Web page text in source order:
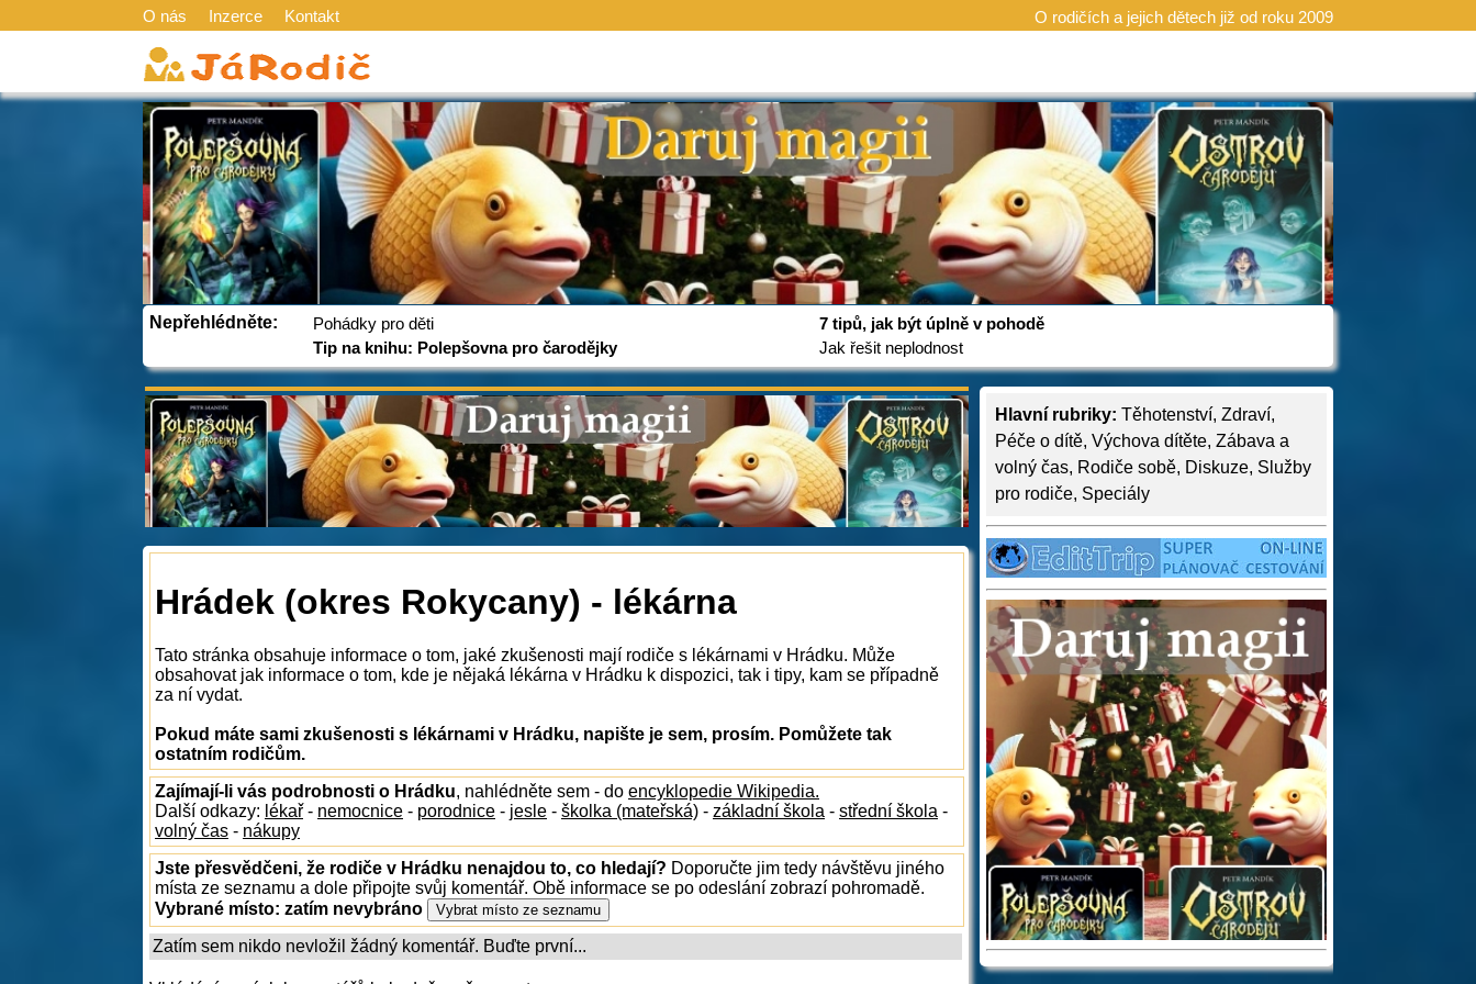
O nás Inzerce Kontakt O rodičích a jejich dětech již od roku 2009
Nepřehlédněte:
Pohádky pro děti
Tip na knihu: Polepšovna pro čarodějky
7 tipů, jak být úplně v pohodě
Jak řešit neplodnost
Hlavní rubriky: Těhotenství, Zdraví,
Péče o dítě, Výchova dítěte, Zábava a
volný čas, Rodiče sobě, Diskuze, Služby
pro rodiče, Speciály
Hrádek (okres Rokycany) - lékárna
Tato stránka obsahuje informace o tom, jaké zkušenosti mají rodiče s lékárnami v Hrádku. Může
obsahovat jak informace o tom, kde je nějaká lékárna v Hrádku k dispozici, tak i tipy, kam se případně
za ní vydat.
Pokud máte sami zkušenosti s lékárnami v Hrádku, napište je sem, prosím. Pomůžete tak
ostatním rodičům.
Zajímají-li vás podrobnosti o Hrádku, nahlédněte sem - do encyklopedie Wikipedia.
Další odkazy: lékař - nemocnice - porodnice - jesle - školka (mateřská) - základní škola - střední škola -
volný čas - nákupy
Jste přesvědčeni, že rodiče v Hrádku nenajdou to, co hledají? Doporučte jim tedy návštěvu jiného
místa ze seznamu a dole připojte svůj komentář. Obě informace se po odeslání zobrazí pohromadě.
Vybrané místo: zatím nevybráno
Zatím sem nikdo nevložil žádný komentář. Buďte první...